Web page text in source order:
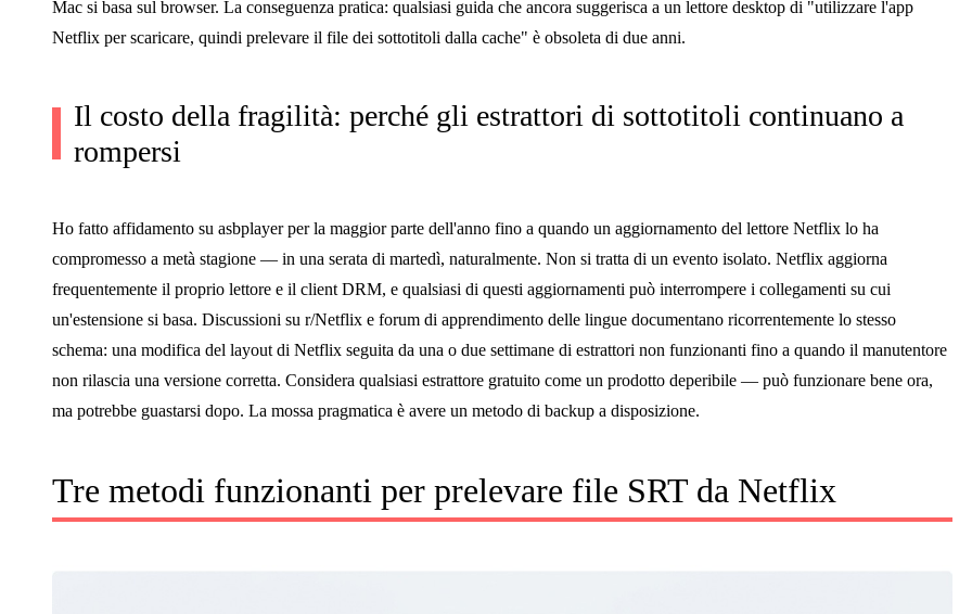
Mac si basa sul browser. La conseguenza pratica: qualsiasi guida che ancora suggerisca a un lettore desktop di "utilizzare l'app
Netflix per scaricare, quindi prelevare il file dei sottotitoli dalla cache" è obsoleta di due anni.
Il costo della fragilità: perché gli estrattori di sottotitoli continuano a
rompersi
Ho fatto affidamento su asbplayer per la maggior parte dell'anno fino a quando un aggiornamento del lettore Netflix lo ha
compromesso a metà stagione — in una serata di martedì, naturalmente. Non si tratta di un evento isolato. Netflix aggiorna
frequentemente il proprio lettore e il client DRM, e qualsiasi di questi aggiornamenti può interrompere i collegamenti su cui
un'estensione si basa. Discussioni su r/Netflix e forum di apprendimento delle lingue documentano ricorrentemente lo stesso
schema: una modifica del layout di Netflix seguita da una o due settimane di estrattori non funzionanti fino a quando il manutentore
non rilascia una versione corretta. Considera qualsiasi estrattore gratuito come un prodotto deperibile — può funzionare bene ora,
ma potrebbe guastarsi dopo. La mossa pragmatica è avere un metodo di backup a disposizione.
Tre metodi funzionanti per prelevare file SRT da Netflix